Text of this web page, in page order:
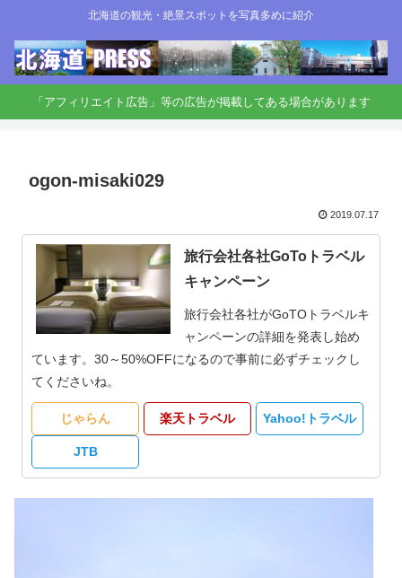
北海道の観光・絶景スポットを写真多めに紹介
「アフィリエイト広告」等の広告が掲載してある場合があります
ogon-misaki029
2019.07.17
旅行会社各社GoToトラベル
キャンペーン
旅行会社各社がGoTOトラベルキ
ャンペーンの詳細を発表し始め
ています。30～50%OFFになるので事前に必ずチェックし
てくださいね。
じゃらん 楽天トラベル Yahoo!トラベル
JTB